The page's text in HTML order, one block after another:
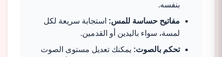
بنفسه.
مفاتيح حساسة للمس: استجابة سريعة لكل
لمسة، سواء باليدين أو القدمين.
تحكم بالصوت: يمكنك تعديل مستوى الصوت